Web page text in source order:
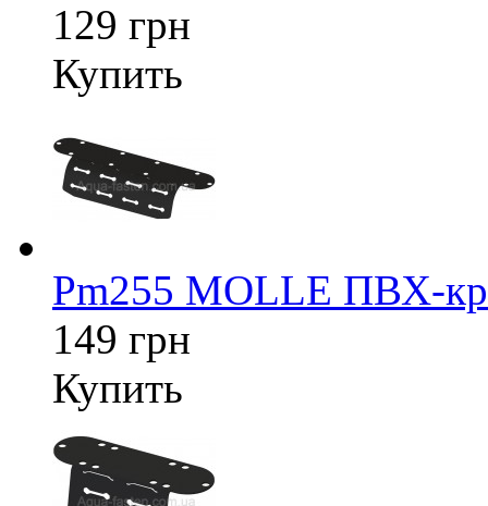
129 грн
Купить
Pm255 MOLLE ПВХ-
149 грн
Купить